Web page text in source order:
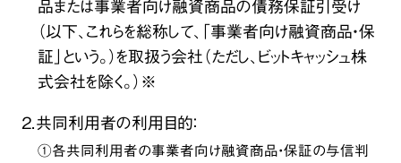
品または事業者向け融資商品の債務保証引受け
（以下、これらを総称して、「事業者向け融資商品・保
証」という。）を取扱う会社（ただし、ビットキャッシュ株
式会社を除く。）※
２．共同利用者の利用目的：
①各共同利用者の事業者向け融資商品・保証の与信判